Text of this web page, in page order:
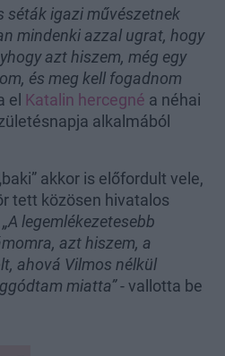
séták igazi művészetnek
mindenki azzal ugrat, hogy
azt hiszem, még egy
és meg kell fogadnom
el Katalin hercegné a néhai
alkalmából
akkor is előfordult vele,
tett közösen hivatalos
„A legemlékezetesebb
azt hiszem, a
ahová Vilmos nélkül
miatta”- vallotta be